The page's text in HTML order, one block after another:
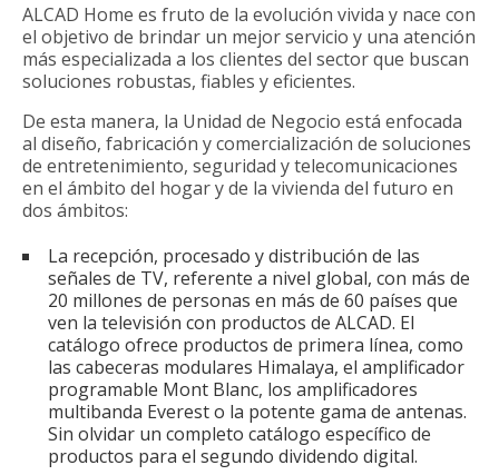
ALCAD Home es fruto de la evolución vivida y nace con
el objetivo de brindar un mejor servicio y una atención
más especializada a los clientes del sector que buscan
soluciones robustas, fiables y eficientes.
De esta manera, la Unidad de Negocio está enfocada
al diseño, fabricación y comercialización de soluciones
de entretenimiento, seguridad y telecomunicaciones
en el ámbito del hogar y de la vivienda del futuro en
dos ámbitos:
La recepción, procesado y distribución de las
señales de TV, referente a nivel global, con más de
20 millones de personas en más de 60 países que
ven la televisión con productos de ALCAD. El
catálogo ofrece productos de primera línea, como
las cabeceras modulares Himalaya, el amplificador
programable Mont Blanc, los amplificadores
multibanda Everest o la potente gama de antenas.
Sin olvidar un completo catálogo específico de
productos para el segundo dividendo digital.